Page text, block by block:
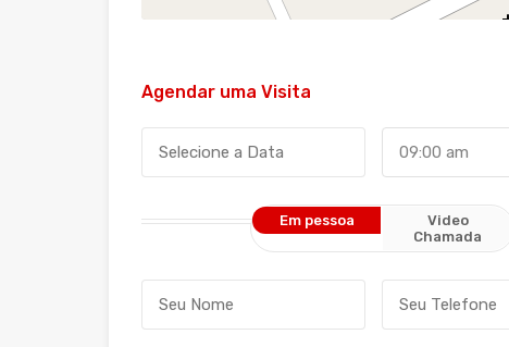
Agendar uma Visita
09:00 am
Em pessoa
Video
Chamada